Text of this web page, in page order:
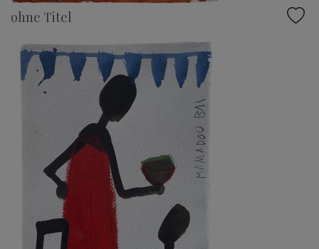
ohne Titel